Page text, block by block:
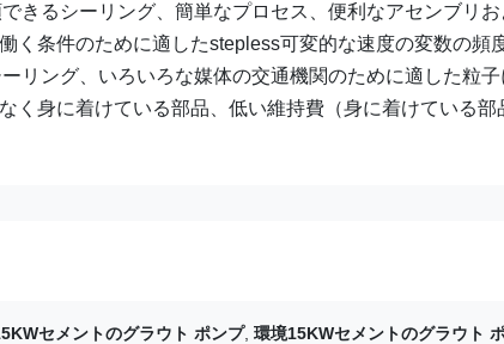
きるシーリング、簡単なプロセス、便利なアセンブリ
く条件のために適したstepless可変的な速度の変数の頻
リング、いろいろな媒体の交通機関のために適した粒
く身に着けている部品、低い維持費（身に着けている
セメントのグラウト ポンプ, 環境15KWセメントのグラウト